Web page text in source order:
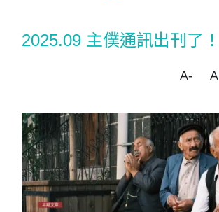
2025.09 主僕通訊出刊了！
A- A